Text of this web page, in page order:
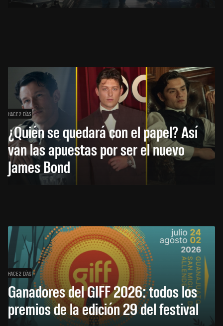
HACE 2 DÍAS
¿Quién se quedará con el papel? Así
van las apuestas por ser el nuevo
James Bond
HACE 2 DÍAS
Ganadores del GIFF 2026: todos los
premios de la edición 29 del festival